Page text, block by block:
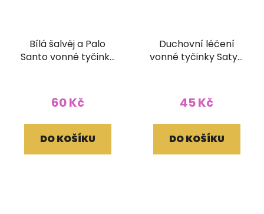
Bílá šalvěj a Palo
Santo vonné tyčinky
60 Kč
DO KOŠÍKU
Duchovní léčení
vonné tyčinky Satya
45 Kč
DO KOŠÍKU